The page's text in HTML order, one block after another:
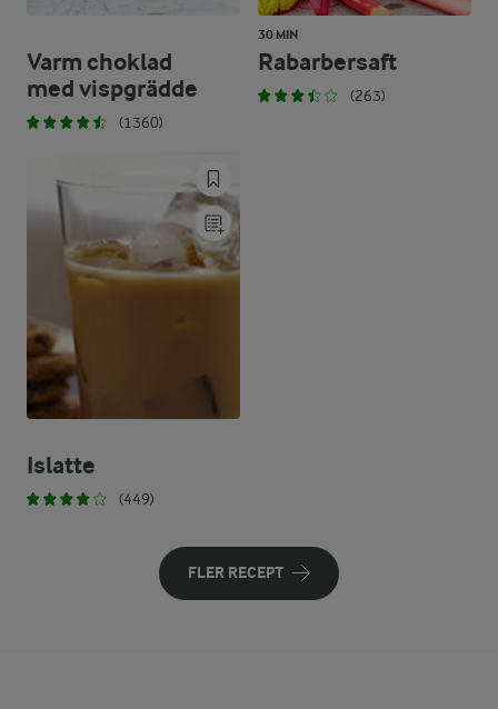
Varm choklad
med vispgrädde
(1360)
30 MIN
Rabarbersaft
(263)
Islatte
(449)
FLER RECEPT